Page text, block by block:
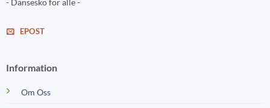
- Dansesko for alle -
EPOST
Information
Om Oss